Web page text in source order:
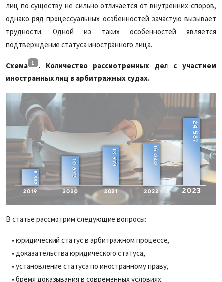
лиц по существу не сильно отличается от внутренних споров,
однако ряд процессуальных особенностей зачастую вызывает
трудности. Одной из таких особенностей является
подтверждение статуса иностранного лица.
Схема 1 . Количество рассмотренных дел с участием
иностранных лиц в арбитражных судах.
В статье рассмотрим следующие вопросы:
• юридический статус в арбитражном процессе,
• доказательства юридического статуса,
• установление статуса по иностранному праву,
• бремя доказывания в современных условиях.